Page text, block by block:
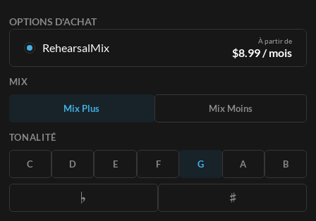
OPTIONS D'ACHAT
RehearsalMix À partir de
$8.99/ mois
Disponible dans les 12 tonalités avec des Mix Plus et Moins
pour chaque partition et le chant original.
S'ABONNER
MIX
Mix Plus Mix Moins
TONALITÉ
C D E F G A B